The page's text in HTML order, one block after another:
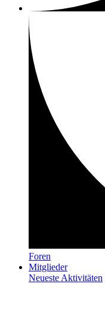
Foren
Mitglieder
Neueste Aktivitäten